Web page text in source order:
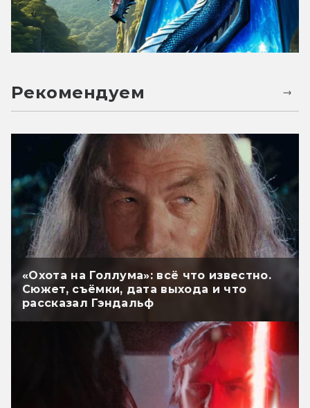
Рекомендуем
«Охота на Голлума»: всё что известно.
Сюжет, съёмки, дата выхода и что
рассказал Гэндальф